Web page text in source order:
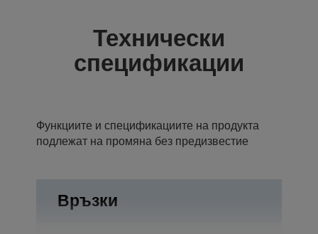
Технически
спецификации
Функциите и спецификациите на продукта
подлежат на промяна без предизвестие
Връзки